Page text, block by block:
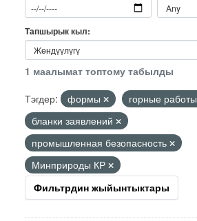
Тапшырык кыл
1 маалымат топтому табылды
Тэгдер:
формы
горные работы
бланки заявлений
промышленная безопасность
Минприроды КР
Фильтрдин жыйынтыктары